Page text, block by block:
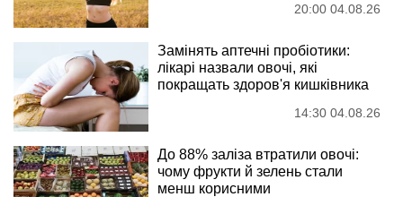
20:00 04.08.26
Замінять аптечні пробіотики:
лікарі назвали овочі, які
покращать здоров'я кишківника
14:30 04.08.26
До 88% заліза втратили овочі:
чому фрукти й зелень стали
менш корисними